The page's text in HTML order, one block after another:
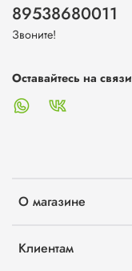
О магазине
Клиентам
89538680011
Звоните!
Оставайтесь на связи